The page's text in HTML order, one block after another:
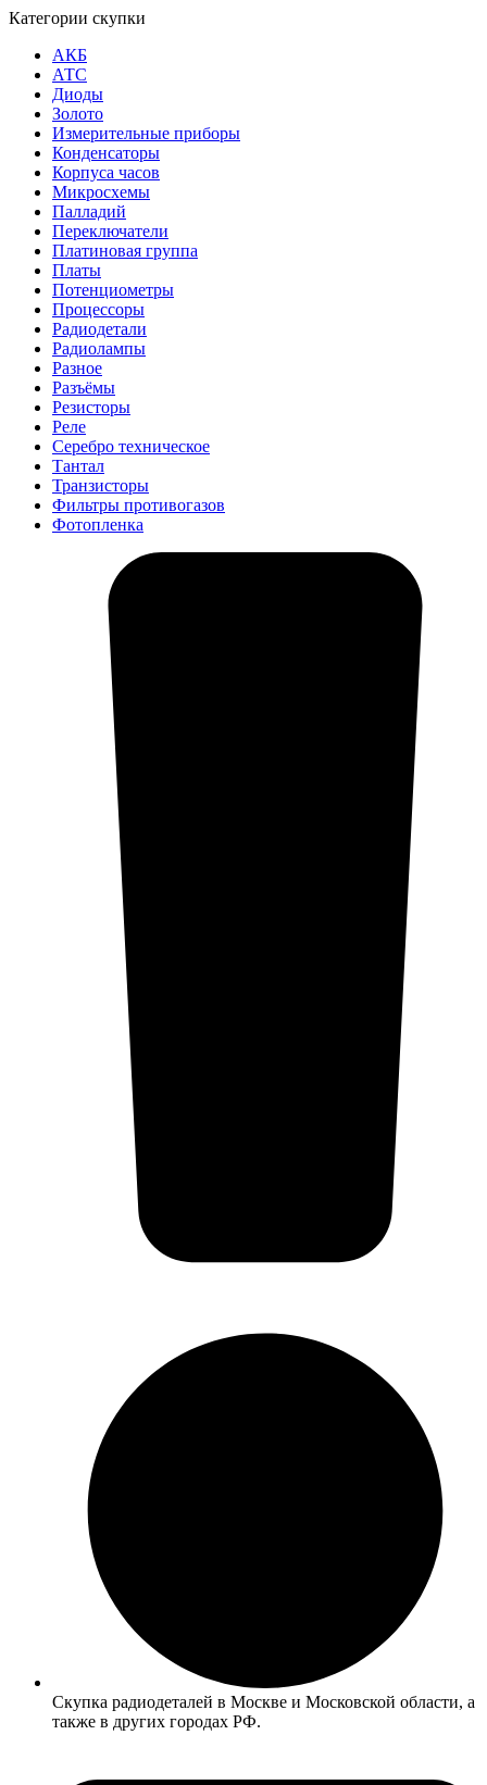
Категории скупки
АКБ
АТС
Диоды
Золото
Измерительные приборы
Конденсаторы
Корпуса часов
Микросхемы
Палладий
Переключатели
Платиновая группа
Платы
Потенциометры
Процессоры
Радиодетали
Радиолампы
Разное
Разъёмы
Резисторы
Реле
Серебро техническое
Тантал
Транзисторы
Фильтры противогазов
Фотопленка
Скупка радиодеталей в Москве и Московской области, а
также в других городах РФ.